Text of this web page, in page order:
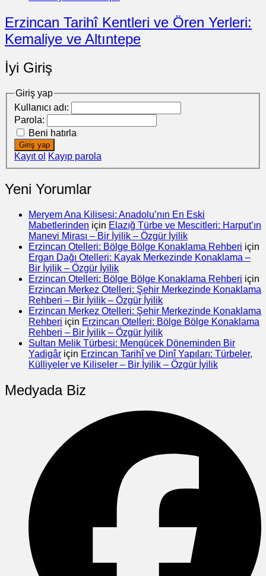
Erzincan Tarihî Kentleri ve Ören Yerleri:
Kemaliye ve Altıntepe
İyi Giriş
Giriş yap
Kullanıcı adı:
Parola:
Beni hatırla
Giriş yap
Kayıt ol Kayıp parola
Yeni Yorumlar
Meryem Ana Kilisesi: Anadolu’nın En Eski
Mabetlerinden için Elazığ Türbe ve Mescitleri: Harput’ın
Manevi Mirası – Bir İyilik – Özgür İyilik
Erzincan Otelleri: Bölge Bölge Konaklama Rehberi için
Ergan Dağı Otelleri: Kayak Merkezinde Konaklama –
Bir İyilik – Özgür İyilik
Erzincan Otelleri: Bölge Bölge Konaklama Rehberi için
Erzincan Merkez Otelleri: Şehir Merkezinde Konaklama
Rehberi – Bir İyilik – Özgür İyilik
Erzincan Merkez Otelleri: Şehir Merkezinde Konaklama
Rehberi için Erzincan Otelleri: Bölge Bölge Konaklama
Rehberi – Bir İyilik – Özgür İyilik
Sultan Melik Türbesi: Mengücek Döneminden Bir
Yadigâr için Erzincan Tarihî ve Dinî Yapıları: Türbeler,
Külliyeler ve Kiliseler – Bir İyilik – Özgür İyilik
Medyada Biz